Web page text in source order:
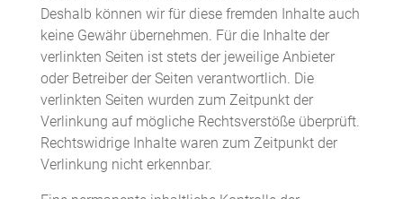
Deshalb können wir für diese fremden Inhalte auch
keine Gewähr übernehmen. Für die Inhalte der
verlinkten Seiten ist stets der jeweilige Anbieter
oder Betreiber der Seiten verantwortlich. Die
verlinkten Seiten wurden zum Zeitpunkt der
Verlinkung auf mögliche Rechtsverstöße überprüft.
Rechtswidrige Inhalte waren zum Zeitpunkt der
Verlinkung nicht erkennbar.